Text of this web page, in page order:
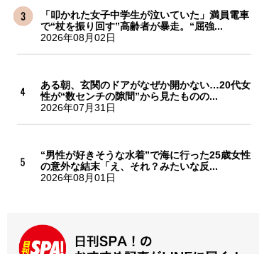
「叩かれた女子中学生が泣いていた」満員電車
で“杖を振り回す”高齢者が暴走。“屈強...
2026年08月02日
ある朝、玄関のドアがなぜか開かない…20代女
性が“数センチの隙間”から見たものの...
2026年07月31日
“男性が好きそうな水着”で海に行った25歳女性
の意外な結末「え、それ？みたいな反...
2026年08月01日